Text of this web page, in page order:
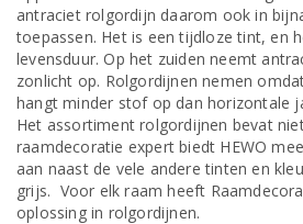
antraciet rolgordijn daarom ook in
toepassen. Het is een tijdloze tint, en
levensduur. Op het zuiden neemt
zonlicht op. Rolgordijnen nemen
hangt minder stof op dan horizontale
Het assortiment rolgordijnen bevat
raamdecoratie expert biedt HEWO
aan naast de vele andere tinten en
grijs. Voor elk raam heeft
oplossing in rolgordijnen.